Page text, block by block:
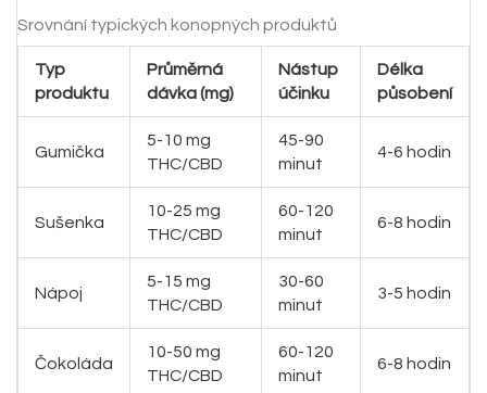
Srovnání typických konopných produktů
Typ
produktu
Průměrná
dávka (mg)
Nástup
účinku
Délka
působení
Gumička
5-10 mg
THC/CBD
45-90
minut
4-6 hodin
Sušenka
10-25 mg
THC/CBD
60-120
minut
6-8 hodin
Nápoj
5-15 mg
THC/CBD
30-60
minut
3-5 hodin
Čokoláda
10-50 mg
THC/CBD
60-120
minut
6-8 hodin